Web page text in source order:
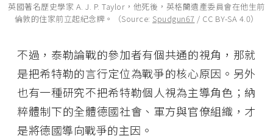
英國著名歷史學家 A. J. P. Taylor，他死後，英格蘭遺產委員會在他生前
倫敦的住家前立起紀念牌。（Source: Spudgun67 / CC BY-SA 4.0）
不過，泰勒論戰的參加者有個共通的視角，那就
是把希特勒的言行定位為戰爭的核心原因。另外
也有一種研究不把希特勒個人視為主導角色；納
粹體制下的全體德國社會、軍方與官僚組織，才
是將德國導向戰爭的主因。